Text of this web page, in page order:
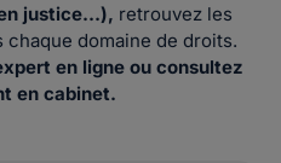
justice…), retrouvez les
domaine de droits.
en ligne ou consultez
en cabinet.